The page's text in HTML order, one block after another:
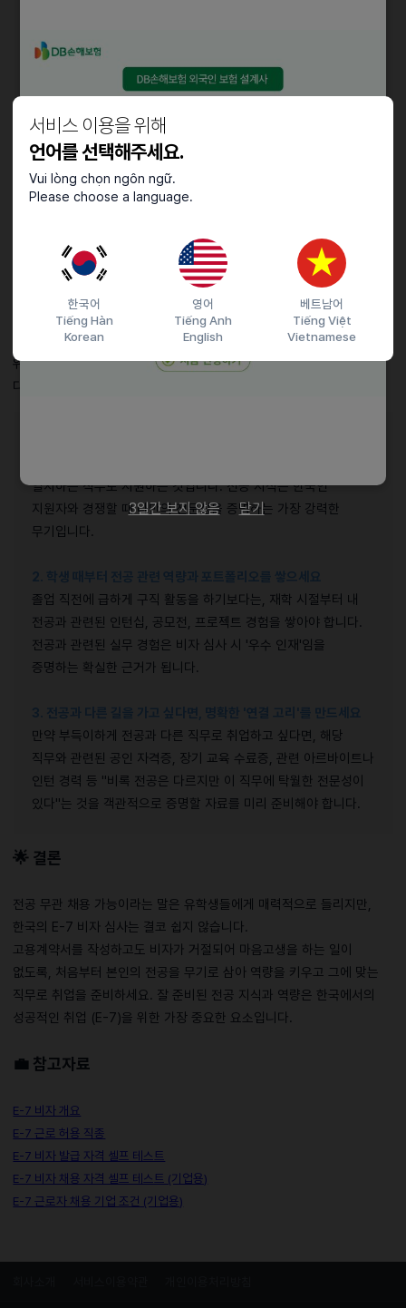
서비스 이용을 위해
언어를 선택해주세요.
Vui lòng chọn ngôn ngữ.
Please choose a language.
한국어
Tiếng Hàn
Korean
영어
Tiếng Anh
English
베트남어
Tiếng Việt
Vietnamese
외국인을 뽑아야 합니까?"라고 묻습니다.
• 기업의 부담 증가 :이를 방어하기 위해 기업은 해당 외국인이
가진 직무 역량을 증명을 해야하는데, 전공과 무관한 경우라면 이
부분이 쉽지가 않습니다.
• 최악의 결과 : 결국 회사가 고용 필요성을 충분히 입증하지 못해
가장 확실하고 안전한 취업 준비 전략
출입국 규정의 단어 하나에 기대어 취업의 방향을 정하는 것은 매우
위험합니다. 성공적인 E-7 비자 취득과 안정적인 한국 정착을 위해서는
다음의 전략을 따라야 합니다.
일치하는 직무로 지원하는 것입니다. 전공 지식은 한국인
지원자와 경쟁할 때 나만의 전문성을 증명하는 가장 강력한
무기입니다.
2. 학생 때부터 전공 관련 역량과 포트폴리오를 쌓으세요
졸업 직전에 급하게 구직 활동을 하기보다는, 재학 시절부터 내
전공과 관련된 인턴십, 공모전, 프로젝트 경험을 쌓아야 합니다.
전공과 관련된 실무 경험은 비자 심사 시 '우수 인재'임을
증명하는 확실한 근거가 됩니다.
3. 전공과 다른 길을 가고 싶다면, 명확한 '연결 고리'를 만드세요
만약 부득이하게 전공과 다른 직무로 취업하고 싶다면, 해당
직무와 관련된 공인 자격증, 장기 교육 수료증, 관련 아르바이트나
인턴 경력 등 "비록 전공은 다르지만 이 직무에 탁월한 전문성이
있다"는 것을 객관적으로 증명할 자료를 미리 준비해야 합니다.
🌟 결론
전공 무관 채용 가능이라는 말은 유학생들에게 매력적으로 들리지만,
한국의 E-7 비자 심사는 결코 쉽지 않습니다.
고용계약서를 작성하고도 비자가 거절되어 마음고생을 하는 일이
없도록, 처음부터 본인의 전공을 무기로 삼아 역량을 키우고 그에 맞는
직무로 취업을 준비하세요. 잘 준비된 전공 지식과 역량은 한국에서의
성공적인 취업 (E-7)을 위한 가장 중요한 요소입니다.
💼 참고자료
E-7 비자 개요
E-7 근로 허용 직종
E-7 비자 발급 자격 셀프 테스트
E-7 비자 채용 자격 셀프 테스트 (기업용)
E-7 근로자 채용 기업 조건 (기업용)
3일간 보지 않음 닫기